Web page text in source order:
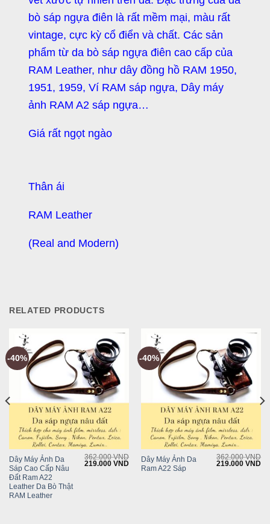
bò sáp ngựa điên là rất mềm mại, màu rất
vintage, cực kỳ cổ điển và chất. Các sản
phẩm từ da bò sáp ngựa điên cao cấp của
RAM Leather, như dây đồng hồ RAM 1950,
1951, 1959, Ví RAM sáp ngựa, Dây máy
ảnh RAM A2 sáp ngựa…
Giá rất ngọt ngào
Thân ái
RAM Leather
(Real and Modern)
RELATED PRODUCTS
-40%
Dây Máy Ảnh Da
Sáp Cao Cấp Nâu
Đất Ram A22
Leather Da Bò Thật
RAM Leather
362.000VND
Original
219.000VNDCurrent
price
-40%
Dây Máy Ảnh Da
Ram A22 Sáp
362.000VND
Original
219.000VND
VND.